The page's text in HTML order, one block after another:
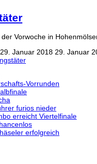
Vorwoche in
29. Januar 2018 29. Januar
Vorrunden
furios nieder
erreicht Viertelfinale
erfolgreich